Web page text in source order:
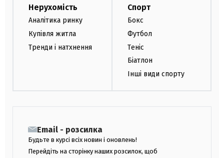
Нерухомість
Аналітика ринку
Купівля житла
Тренди і натхнення
Спорт
Бокс
Футбол
Теніс
Біатлон
Інші види спорту
Email - розсилка
Будьте в курсі всіх новин і оновлень!
Перейдіть на сторінку наших розсилок, щоб